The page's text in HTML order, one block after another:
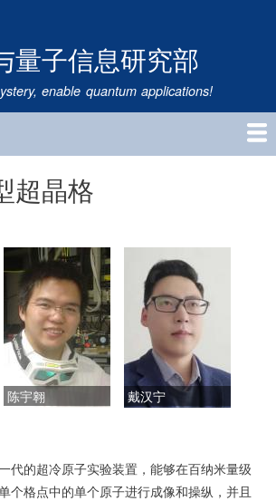
到
主
要
内
量子信息研究部
enable quantum applications!
超晶格
陈宇翱 戴汉宁
代的超冷原子实验装置，能够在百纳米量级
个格点中的单个原子进行成像和操纵，并且